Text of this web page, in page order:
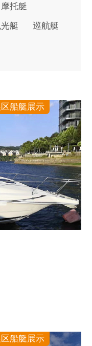
摩托艇
艇 巡航艇
船艇展示
船艇展示